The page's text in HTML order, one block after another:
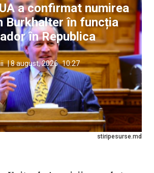
stiripesurse.md
a confirmat numirea
Burkhalter în funcția
în Republica
|8 august, 2026 10:27